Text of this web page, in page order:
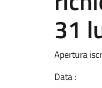
31
Apertura
Data :